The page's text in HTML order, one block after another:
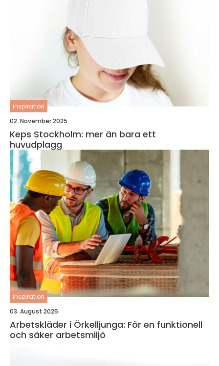
inspiration
02. November 2025
Keps Stockholm: mer än bara ett
huvudplagg
inspiration
03. August 2025
Arbetskläder i Örkelljunga: För en funktionell
och säker arbetsmiljö